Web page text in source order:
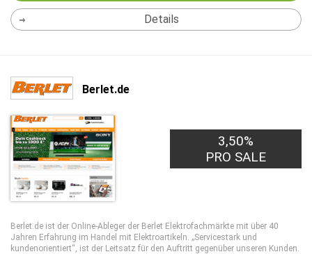
Details
Berlet.de
3,50%
PRO SALE
Berlet.de ist der Online-Ableger der Berlet Elektrofachmärkte mit über 40
Jahren Erfahrung im Handel mit Elektroartikeln. „Servicestark und
kundenorientiert“, ist der Leitsatz für den Auftritt gegenüber unseren Kunden.